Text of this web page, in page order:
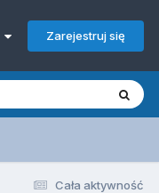
Zarejestruj się
Cała aktywność